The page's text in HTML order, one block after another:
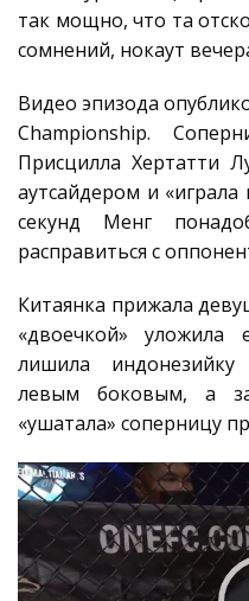
так мощно, что та
сомнений, нокаут
Видео эпизода
Championship.
Присцилла Хертатти
аутсайдером и
секунд Менг
расправиться с
Китаянка прижала
«двоечкой»
лишила
левым боковым, а
«ушатала» соперницу
Видеоплеер